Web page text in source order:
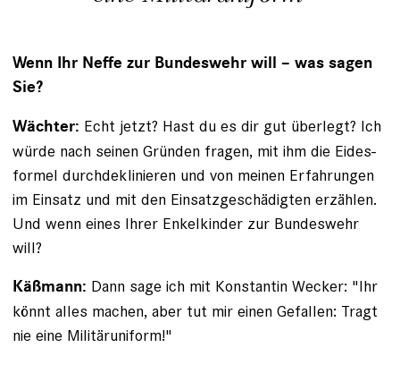
Wenn Ihr Neffe zur Bundeswehr will – was sagen
Sie?
Wächter: Echt jetzt? Hast du es dir gut überlegt? Ich
­würde nach seinen Gründen fragen, mit ihm die Eides­
formel durchdeklinieren und von meinen Erfahrungen
im Einsatz und mit den Einsatzgeschädigten erzählen.
Und wenn eines Ihrer Enkelkinder zur Bundeswehr
will?
Käßmann: Dann sage ich mit Konstantin Wecker: "Ihr
könnt alles machen, aber tut mir einen Gefallen: Tragt
nie eine Militäruniform!"